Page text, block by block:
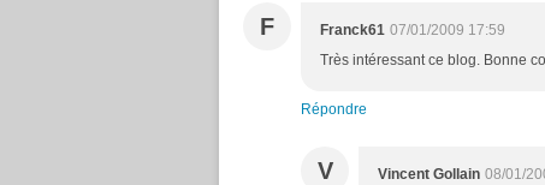
F Franck61 07/01/2009 17:59
Très intéressant ce blog. Bonne
Répondre
V Vincent Gollain 08/01/